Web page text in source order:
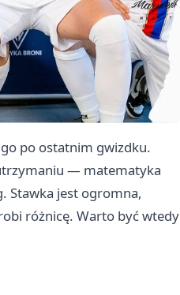
po ostatnim gwizdku.
— matematyka
Stawka jest ogromna,
różnicę. Warto być wtedy